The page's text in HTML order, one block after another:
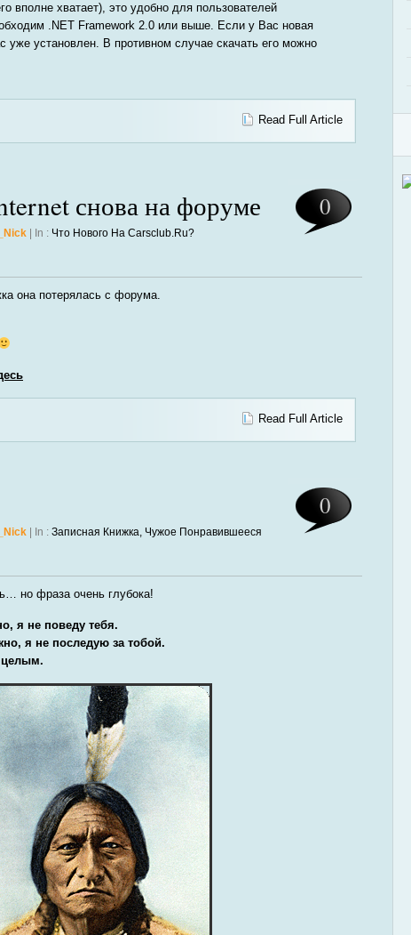
вполне хватает), это удобно для пользователей
.NET Framework 2.0 или выше. Если у Вас новая
уже установлен. В противном случае скачать его можно
Read Full Article
снова на форуме
| In : Что Нового На Carsclub.ru?
0
она потерялась с форума.
Read Full Article
| In : Записная Книжка, Чужое Понравившееся
0
но фраза очень глубока!
я не поведу тебя.
я не последую за тобой.